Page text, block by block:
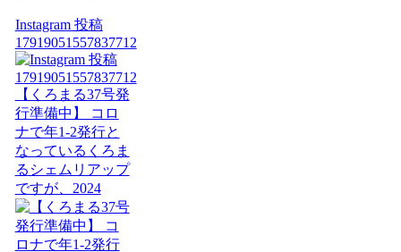
Instagram 投稿
17919051557837712
【くろまる37号発
行準備中】 コロ
ナで年1-2発行と
なっているくろま
るシェムリアップ
ですが、2024